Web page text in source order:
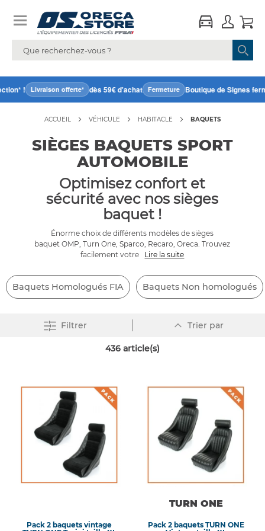
! Livraison offerte* dès 59€ d'achat Fermeture Boutique de Signes fermée
ACCUEIL VÉHICULE HABITACLE BAQUETS
SIÈGES BAQUETS SPORT
AUTOMOBILE
Optimisez confort et
sécurité avec nos sièges
baquet !
Énorme choix de différents modèles de sièges
baquet OMP, Turn One, Sparco, Recaro, Oreca. Trouvez
facilement votre
Lire la suite
Baquets Homologués FIA Baquets Non homologués
Filtrer Trier par
ordre
436 article(s)
Pack 2 baquets vintage
TURN ONE
Pack 2 baquets TURN ONE